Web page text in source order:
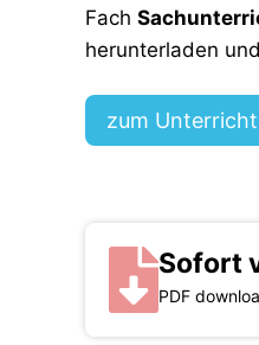
Fach
herunterladen
zum
Sofort
PDF